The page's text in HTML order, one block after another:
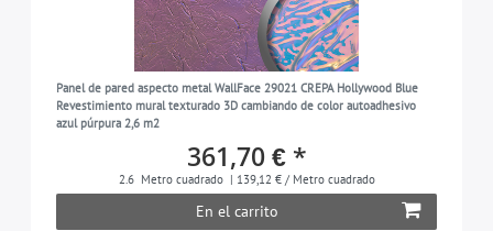
Panel de pared aspecto metal WallFace 29021 CREPA Hollywood Blue
Revestimiento mural texturado 3D cambiando de color autoadhesivo
azul púrpura 2,6 m2
361,70 € *
2.6 Metro cuadrado | 139,12 € / Metro cuadrado
En el carrito